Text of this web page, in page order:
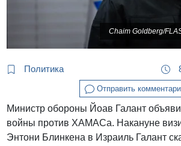
Chaim Goldberg/
Политика
Отправить
Министр обороны Йоав Галант
войны против ХАМАСа. Накануне
Энтони Блинкена в Израиль Галант